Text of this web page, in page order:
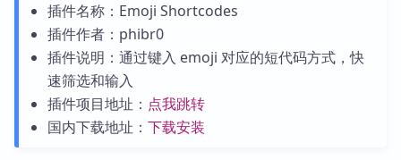
插件名称：Emoji Shortcodes
插件作者：phibr0
插件说明：通过键入 emoji 对应的短代码方式，快
速筛选和输入
插件项目地址： 点我跳转
国内下载地址： 下载安装